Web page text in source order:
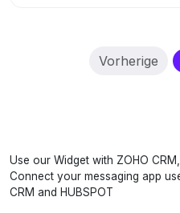
Vorherige
Use our Widget with ZOHO CRM,
Connect your messaging app
CRM and HUBSPOT